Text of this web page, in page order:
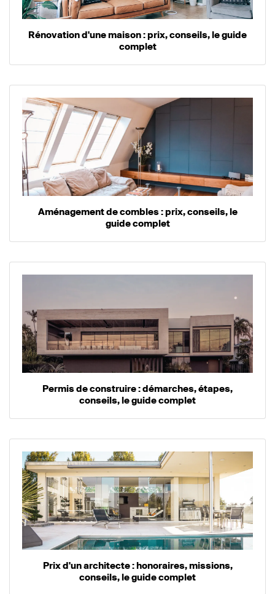
Rénovation d'une maison : prix, conseils, le guide
complet
Aménagement de combles : prix, conseils, le
guide complet
Permis de construire : démarches, étapes,
conseils, le guide complet
Prix d'un architecte : honoraires, missions,
conseils, le guide complet